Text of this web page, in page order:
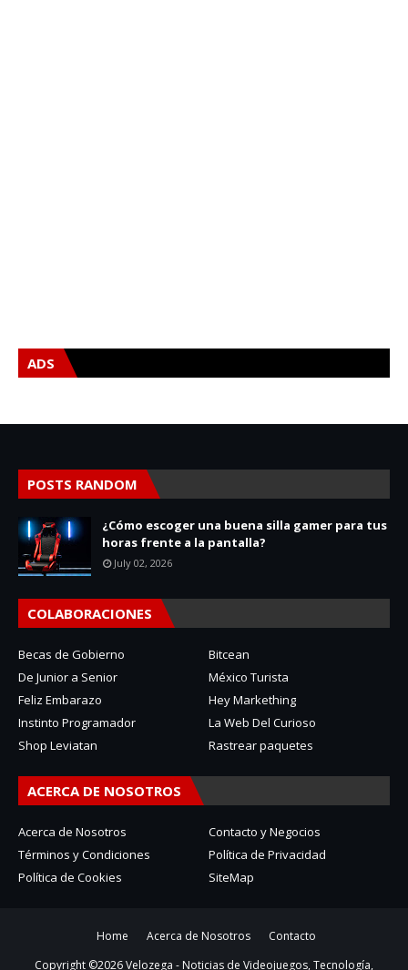
ADS
POSTS RANDOM
¿Cómo escoger una buena silla gamer para tus
horas frente a la pantalla?
July 02, 2026
COLABORACIONES
Becas de Gobierno
Bitcean
De Junior a Senior
México Turista
Feliz Embarazo
Hey Markething
Instinto Programador
La Web Del Curioso
Shop Leviatan
Rastrear paquetes
ACERCA DE NOSOTROS
Acerca de Nosotros
Contacto y Negocios
Términos y Condiciones
Política de Privacidad
Política de Cookies
SiteMap
Home Acerca de Nosotros
Contacto
Copyright ©2026Velozega - Noticias de Videojuegos, Tecnología,